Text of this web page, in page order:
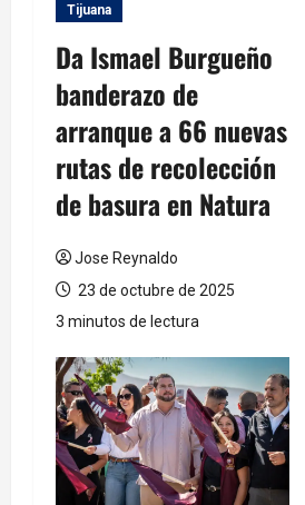
Tijuana
Da Ismael Burgueño
banderazo de
arranque a 66 nuevas
rutas de recolección
de basura en Natura
Jose Reynaldo
23 de octubre de 2025
3 minutos de lectura